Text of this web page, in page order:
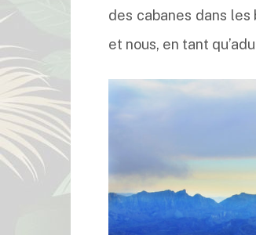
des cabanes dans
et nous, en tant